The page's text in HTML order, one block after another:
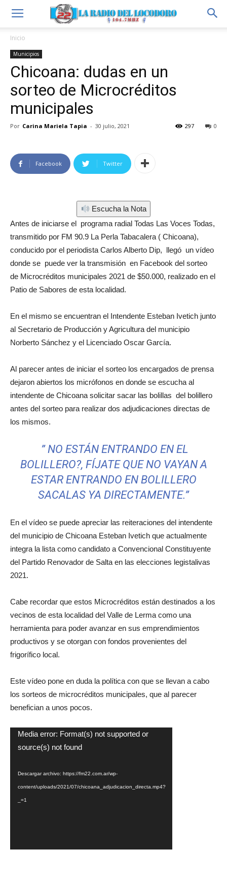
Inicio
Municipios
Chicoana: dudas en un
sorteo de Microcréditos
municipales
Por Carina Mariela Tapia - 30 julio, 2021 0
297
Facebook Twitter
Escucha la Nota
Antes de iniciarse el programa radial Todas Las Voces Todas,
transmitido por FM 90.9 La Perla Tabacalera ( Chicoana),
conducido por el periodista Carlos Alberto Dip, llegó un vídeo
donde se puede ver la transmisión en Facebook del sorteo
de Microcréditos municipales 2021 de $50.000, realizado en el
Patio de Sabores de esta localidad.
En el mismo se encuentran el Intendente Esteban Ivetich junto
al Secretario de Producción y Agricultura del municipio
Norberto Sánchez y el Licenciado Oscar García.
Al parecer antes de iniciar el sorteo los encargados de prensa
dejaron abiertos los micrófonos en donde se escucha al
intendente de Chicoana solicitar sacar las bolillas del bolillero
antes del sorteo para realizar dos adjudicaciones directas de
los mismos.
” NO ESTÁN ENTRANDO EN EL
BOLILLERO?, FÍJATE QUE NO VAYAN A
ESTAR ENTRANDO EN BOLILLERO
SACALAS YA DIRECTAMENTE.”
En el vídeo se puede apreciar las reiteraciones del intendente
del municipio de Chicoana Esteban Ivetich que actualmente
integra la lista como candidato a Convencional Constituyente
del Partido Renovador de Salta en las elecciones legistalivas
2021.
Cabe recordar que estos Microcréditos están destinados a los
vecinos de esta localidad del Valle de Lerma como una
herramienta para poder avanzar en sus emprendimientos
productivos y se otorgan con fondos provenientes del
frigorífico local.
Este vídeo pone en duda la política con que se llevan a cabo
los sorteos de microcréditos municipales, que al parecer
benefician a unos pocos.
Reproductor
Media error: Format(s) not supported or
source(s) not found
Descargar archivo: https://fm22.com.ar/wp-
content/uploads/2021/07/chicoana_adjudicacion_directa.mp4?
_=1